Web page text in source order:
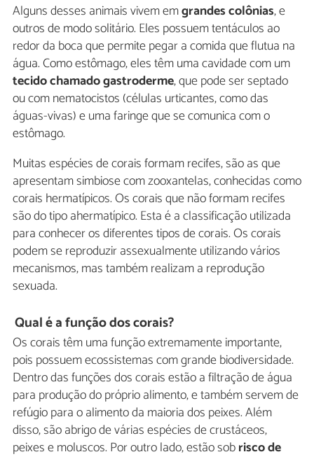
Alguns desses animais vivem emgrandes colônias, e
outros de modo solitário. Eles possuem tentáculos ao
redor da boca que permite pegar a comida que flutua na
água. Como estômago, eles têm uma cavidade com um
tecido chamado gastroderme, que pode ser septado
ou com nematocistos (células urticantes, como das
águas-vivas) e uma faringe que se comunica com o
estômago.
Muitas espécies de corais formam recifes, são as que
apresentam simbiose com zooxantelas, conhecidas como
corais hermatípicos. Os corais que não formam recifes
são do tipo ahermatípico. Esta é a classificação utilizada
para conhecer os diferentes tipos de corais. Os corais
podem se reproduzir assexualmente utilizando vários
mecanismos, mas também realizam a reprodução
sexuada.
Qual é a função dos corais?
Os corais têm uma função extremamente importante,
pois possuem ecossistemas com grande biodiversidade.
Dentro das funções dos corais estão a filtração de água
para produção do próprio alimento, e também servem de
refúgio para o alimento da maioria dos peixes. Além
disso, são abrigo de várias espécies de crustáceos,
peixes e moluscos. Por outro lado, estão sobrisco de